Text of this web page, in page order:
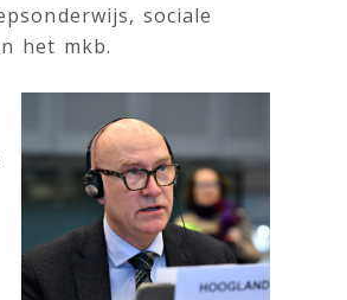
sociale
het mkb.